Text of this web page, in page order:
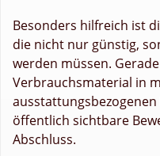
Besonders hilfreich ist
die nicht nur günstig,
werden müssen.
Verbrauchsmaterial in
öffentlich sichtbare
Abschluss.